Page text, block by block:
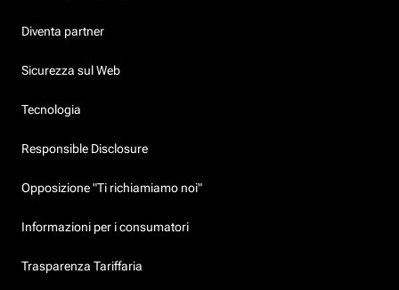
Diventa partner
Sicurezza sul Web
Tecnologia
Responsible Disclosure
Opposizione "Ti richiamiamo noi"
Informazioni per i consumatori
Trasparenza Tariffaria